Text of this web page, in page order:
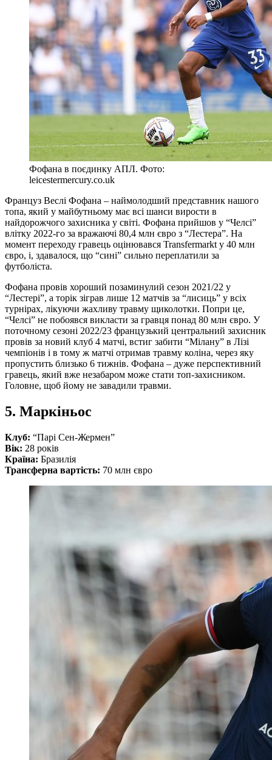
Фофана в поєдинку АПЛ. Фото:
leicestermercury.co.uk
Француз Веслі Фофана – наймолодший представник нашого
топа, який у майбутньому має всі шанси вирости в
найдорожчого захисника у світі. Фофана прийшов у “Челсі”
влітку 2022-го за вражаючі 80,4 млн євро з “Лестера”. На
момент переходу гравець оцінювався Transfermarkt у 40 млн
євро, і, здавалося, що “сині” сильно переплатили за
футболіста.
Фофана провів хороший позаминулий сезон 2021/22 у
“Лестері”, а торік зіграв лише 12 матчів за “лисиць” у всіх
турнірах, лікуючи жахливу травму щиколотки. Попри це,
“Челсі” не побоявся викласти за гравця понад 80 млн євро. У
поточному сезоні 2022/23 французький центральний захисник
провів за новий клуб 4 матчі, встиг забити “Мілану” в Лізі
чемпіонів і в тому ж матчі отримав травму коліна, через яку
пропустить близько 6 тижнів. Фофана – дуже перспективний
гравець, який вже незабаром може стати топ-захисником.
Головне, щоб йому не завадили травми.
5. Маркіньос
Клуб: “Парі Сен-Жермен”
Вік: 28 років
Країна: Бразилія
Трансферна вартість: 70 млн євро